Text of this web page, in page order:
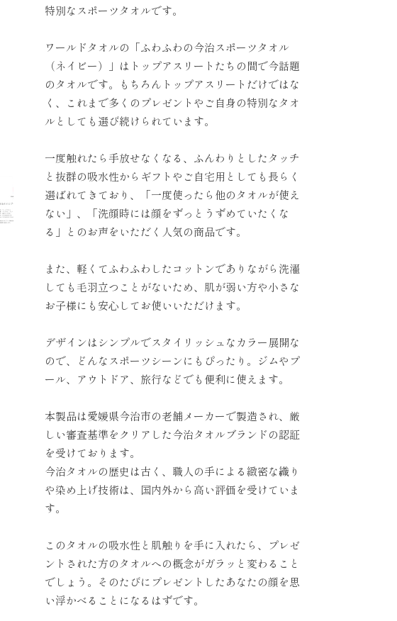
特別なスポーツタオルです。
ワールドタオルの「ふわふわの今治スポーツタオル
（ネイビー）」はトップアスリートたちの間で今話題
のタオルです。もちろんトップアスリートだけではな
く、これまで多くのプレゼントやご自身の特別なタオ
ルとしても選び続けられています。
一度触れたら手放せなくなる、ふんわりとしたタッチ
と抜群の吸水性からギフトやご自宅用としても長らく
選ばれてきており、「一度使ったら他のタオルが使え
ない」、「洗顔時には顔をずっとうずめていたくな
る」とのお声をいただく人気の商品です。
また、軽くてふわふわしたコットンでありながら洗濯
しても毛羽立つことがないため、肌が弱い方や小さな
お子様にも安心してお使いいただけます。
デザインはシンプルでスタイリッシュなカラー展開な
ので、どんなスポーツシーンにもぴったり。ジムやプ
ール、アウトドア、旅行などでも便利に使えます。
本製品は愛媛県今治市の老舗メーカーで製造され、厳
しい審査基準をクリアした今治タオルブランドの認証
を受けております。
今治タオルの歴史は古く、職人の手による緻密な織り
や染め上げ技術は、国内外から高い評価を受けていま
す。
このタオルの吸水性と肌触りを手に入れたら、プレゼ
ントされた方のタオルへの概念がガラッと変わること
でしょう。そのたびにプレゼントしたあなたの顔を思
い浮かべることになるはずです。